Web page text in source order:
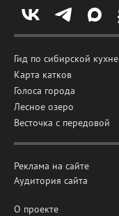
Гид по сибирской кухне
Карта катков
Голоса города
Лесное озеро
Весточка с передовой
Реклама на сайте
Аудитория сайта
О проекте